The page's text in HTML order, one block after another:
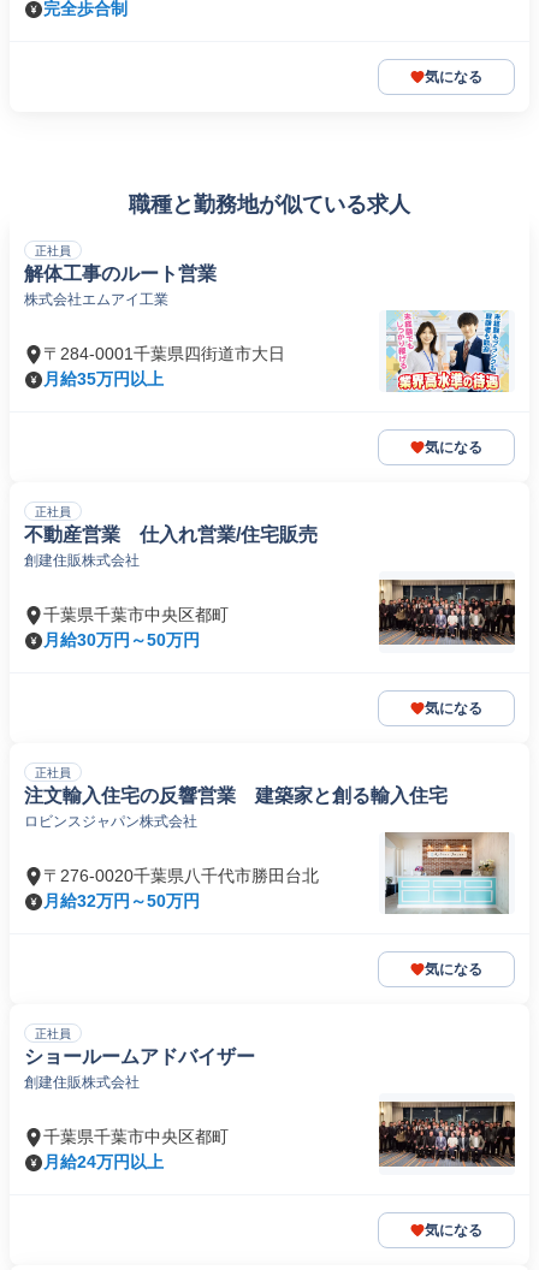
完全歩合制
気になる
職種と勤務地が似ている求人
正社員
解体工事のルート営業
株式会社エムアイ工業
〒284-0001千葉県四街道市大日
月給35万円以上
気になる
正社員
不動産営業 仕入れ営業/住宅販売
創建住販株式会社
千葉県千葉市中央区都町
月給30万円～50万円
気になる
正社員
注文輸入住宅の反響営業 建築家と創る輸入住宅
ロビンスジャパン株式会社
〒276-0020千葉県八千代市勝田台北
月給32万円～50万円
気になる
正社員
ショールームアドバイザー
創建住販株式会社
千葉県千葉市中央区都町
月給24万円以上
気になる